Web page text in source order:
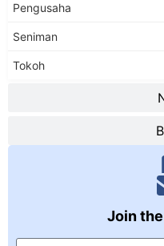
Pengusaha
Seniman
Tokoh
Join